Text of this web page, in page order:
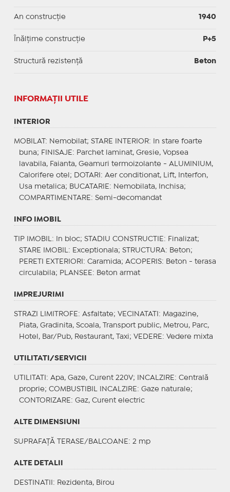
An construcție 1940
Înălțime construcție P+5
Structură rezistență Beton
INFORMAŢII UTILE
INTERIOR
MOBILAT : Nemobilat; STARE INTERIOR: In stare foarte
buna; FINISAJE : Parchet laminat, Gresie, Vopsea
lavabila, Faianta, Geamuri termoizolante - ALUMINIUM,
Calorifere otel;
DOTARI : Aer conditionat, Lift, Interfon,
Usa metalica; BUCATARIE : Nemobilata, Inchisa;
COMPARTIMENTARE : Semi-decomandat
INFO IMOBIL
TIP IMOBIL : In bloc; STADIU CONSTRUCTIE : Finalizat;
STARE IMOBIL : Exceptionala; STRUCTURA: Beton;
PERETI EXTERIORI : Caramida; ACOPERIS: Beton - terasa
circulabila; PLANSEE : Beton armat
IMPREJURIMI
STRAZI LIMITROFE : Asfaltate; VECINATATI : Magazine,
Piata, Gradinita, Scoala, Transport public, Metrou, Parc,
Hotel, Bar/Pub, Restaurant, Taxi; VEDERE : Vedere mixta
UTILITATI/SERVICII
UTILITATI : Apa, Gaze, Curent 220V; INCALZIRE : Centrală
proprie; COMBUSTIBIL INCALZIRE : Gaze naturale;
CONTORIZARE : Gaz, Curent electric
ALTE DIMENSIUNI
SUPRAFAȚĂ TERASE/BALCOANE: 2 mp
ALTE DETALII
DESTINATII : Rezidenta, Birou